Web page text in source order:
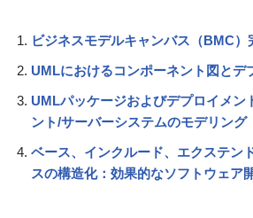
ビジネスモデルキャンバス（BMC）
UMLにおけるコンポーネント図とデ
UMLパッケージおよびデプロイメン
ント/サーバーシステムのモデリング
ベース、インクルード、エクステン
スの構造化：効果的なソフトウェア